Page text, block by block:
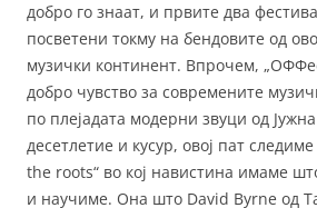
добро го знаат, и првите два
посветени токму на бендовите од
музички континент. Впрочем,
добро чувство за современите
по плејадата модерни звуци од
десетлетие и кусур, овој пат
the roots“ во кој навистина имаме
и научиме. Она што David Byrne од